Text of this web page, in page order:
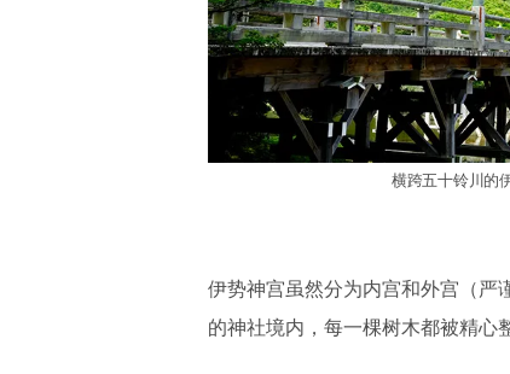
横跨五十铃川的
伊势神宫虽然分为内宫和外宫（严
的神社境内，每一棵树木都被精心